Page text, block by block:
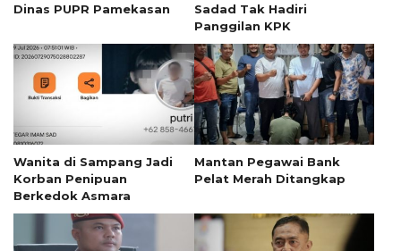
Dinas PUPR Pamekasan
Sadad Tak Hadiri
Panggilan KPK
Wanita di Sampang Jadi
Korban Penipuan
Berkedok Asmara
Mantan Pegawai Bank
Pelat Merah Ditangkap